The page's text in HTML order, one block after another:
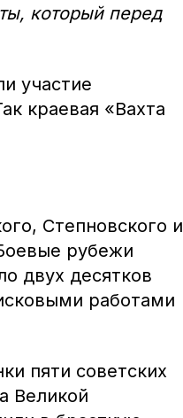
который перед
участие
краевая «Вахта
Степновского и
рубежи
двух десятков
работами
пяти советских
Великой